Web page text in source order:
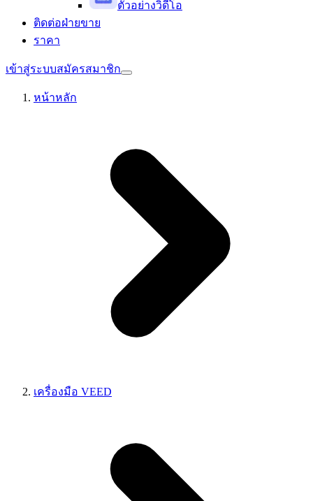
ตัวอย่างวิดีโอ
ติดต่อฝ่ายขาย
ราคา
เข้าสู่ระบบสมัครสมาชิก
หน้าหลัก
เครื่องมือ VEED